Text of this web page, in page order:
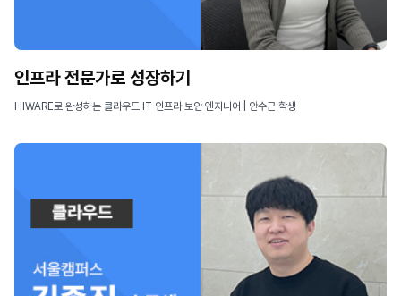
인프라 전문가로 성장하기
HIWARE로 완성하는 클라우드 IT 인프라 보안 엔지니어 | 안수근 학생